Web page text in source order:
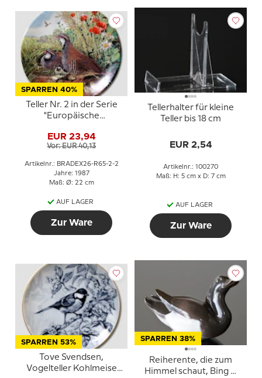
SPARREN 40%
Teller Nr. 2 in der Serie
"Europäische
Grafton
EUR 23,94
Vor: EUR 40,13
Artikelnr.: BRADEX26-R65-2-2
Jahre: 1987
Maß: Ø: 22 cm
AUF LAGER
Zur Ware
Tellerhalter für kleine
Teller bis 18 cm
EUR 2,54
Artikelnr.: 100270
Maß: H: 5 cm x D: 7 cm
AUF LAGER
Zur Ware
SPARREN 53%
Tove Svendsen,
Vogelteller Kohlmeise
SPARREN 38%
Reiherente, die zum
Himmel schaut, Bing &